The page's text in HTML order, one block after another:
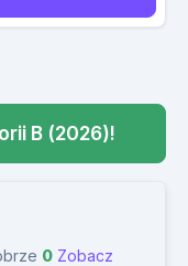
B (2026)!
0 Zobacz